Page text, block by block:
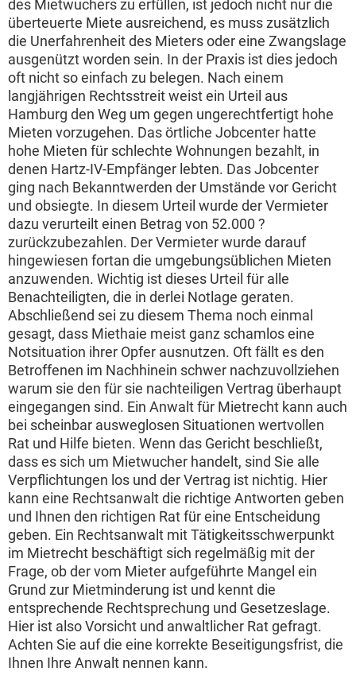
des Mietwuchers zu erfüllen, ist jedoch nicht nur die
überteuerte Miete ausreichend, es muss zusätzlich
die Unerfahrenheit des Mieters oder eine Zwangslage
ausgenützt worden sein. In der Praxis ist dies jedoch
oft nicht so einfach zu belegen. Nach einem
langjährigen Rechtsstreit weist ein Urteil aus
Hamburg den Weg um gegen ungerechtfertigt hohe
Mieten vorzugehen. Das örtliche Jobcenter hatte
hohe Mieten für schlechte Wohnungen bezahlt, in
denen Hartz-IV-Empfänger lebten. Das Jobcenter
ging nach Bekanntwerden der Umstände vor Gericht
und obsiegte. In diesem Urteil wurde der Vermieter
dazu verurteilt einen Betrag von 52.000 ?
zurückzubezahlen. Der Vermieter wurde darauf
hingewiesen fortan die umgebungsüblichen Mieten
anzuwenden. Wichtig ist dieses Urteil für alle
Benachteiligten, die in derlei Notlage geraten.
Abschließend sei zu diesem Thema noch einmal
gesagt, dass Miethaie meist ganz schamlos eine
Notsituation ihrer Opfer ausnutzen. Oft fällt es den
Betroffenen im Nachhinein schwer nachzuvollziehen
warum sie den für sie nachteiligen Vertrag überhaupt
eingegangen sind. Ein Anwalt für Mietrecht kann auch
bei scheinbar ausweglosen Situationen wertvollen
Rat und Hilfe bieten. Wenn das Gericht beschließt,
dass es sich um Mietwucher handelt, sind Sie alle
Verpflichtungen los und der Vertrag ist nichtig. Hier
kann eine Rechtsanwalt die richtige Antworten geben
und Ihnen den richtigen Rat für eine Entscheidung
geben. Ein Rechtsanwalt mit Tätigkeitsschwerpunkt
im Mietrecht beschäftigt sich regelmäßig mit der
Frage, ob der vom Mieter aufgeführte Mangel ein
Grund zur Mietminderung ist und kennt die
entsprechende Rechtsprechung und Gesetzeslage.
Hier ist also Vorsicht und anwaltlicher Rat gefragt.
Achten Sie auf die eine korrekte Beseitigungsfrist, die
Ihnen Ihre Anwalt nennen kann.